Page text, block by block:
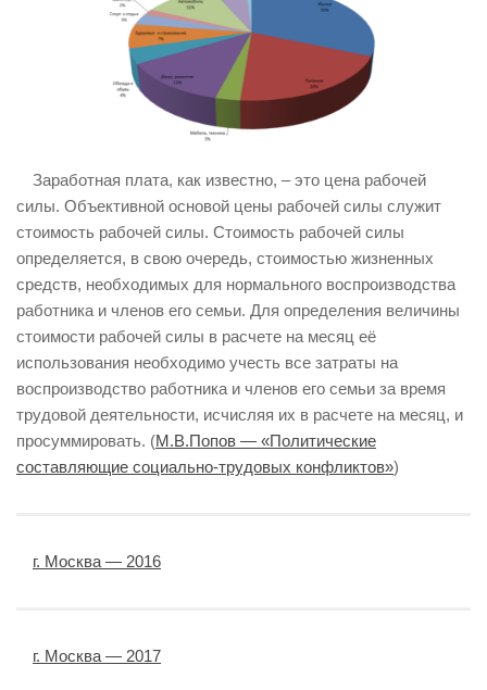
ИЗУЧЕНИЕ ДИАЛЕКТИКИ
ПРОФСОЮЗНАЯ БОРЬБА
ФЕДЕРАЦИЯ ПРОФСОЮЗОВ РОССИИ
НАРОДНАЯ ПРАВДА
Заработная плата, как известно, – это цена рабочей
силы. Объективной основой цены рабочей силы служит
стоимость рабочей силы. Стоимость рабочей силы
определяется, в свою очередь, стоимостью жизненных
средств, необходимых для нормального воспроизводства
работника и членов его семьи. Для определения величины
стоимости рабочей силы в расчете на месяц её
использования необходимо учесть все затраты на
воспроизводство работника и членов его семьи за время
трудовой деятельности, исчисляя их в расчете на месяц, и
просуммировать. (М.В.Попов — «Политические
составляющие социально-трудовых конфликтов»)
г. Москва — 2016
г. Москва — 2017